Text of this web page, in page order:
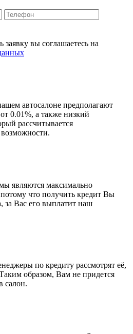
вы соглашаетесь на
автосалоне предполагают
0.01%, а также низкий
рассчитывается
являются максимально
что получить кредит Вы
за Вас его выплатит наш
по кредиту рассмотрят её,
образом, Вам не придется
салон.